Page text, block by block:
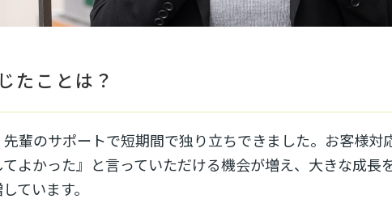
たことは？
輩のサポートで短期間で独り立ちできました。お客様
よかった』と言っていただける機会が増え、大きな成長
ています。